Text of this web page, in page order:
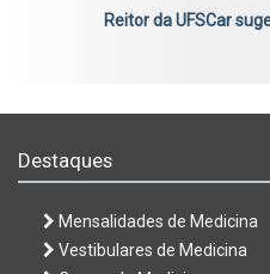
Reitor da UFSCar
Destaques
Mensalidades de Medicina
Vestibulares de Medicina